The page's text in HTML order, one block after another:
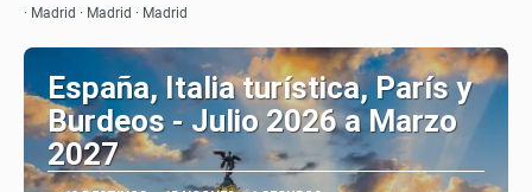
· Madrid · Madrid · Madrid
España, Italia turística, París y
Burdeos - Julio 2026 a Marzo
2027